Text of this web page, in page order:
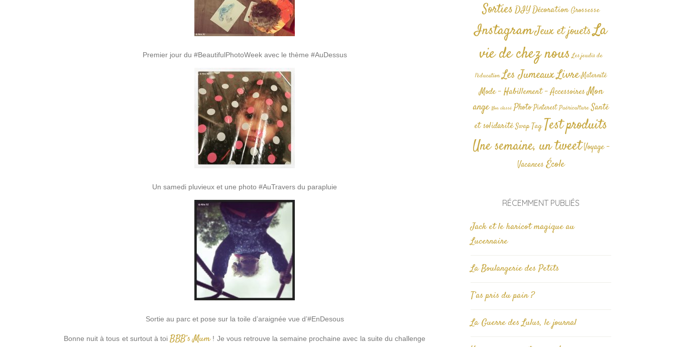
Premier jour du #BeautifulPhotoWeek avec le thème #AuDessus
Un samedi pluvieux et une photo #AuTravers du parapluie
Sortie au parc et pose sur la toile d’araignée vue d’#EnDesous
Bonne nuit à tous et surtout à toiBBB’s Mum! Je vous retrouve la semaine prochaine avec la suite du challenge
SortiesDIYDécoration Grossesse
InstagramJeux et jouetsLa
vie de chez nous Les jeudis de
l'éducation Les JumeauxLivre Maternité
Mode - Habillement - AccessoiresMon
ange Non classé Photo Pinterest Puériculture Santé
et solidarité Swap TagTest produits
Une semaine, un tweetVoyage -
Vacances École
RÉCEMMENT PUBLIÉS
Jack et le haricot magique au
Lucernaire
La Boulangerie des Petits
T’as pris du pain ?
La Guerre des Lulus, le journal